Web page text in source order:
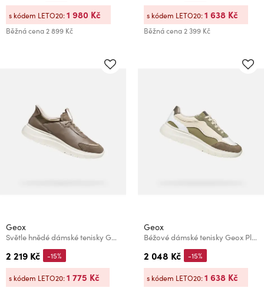
Běžná cena2 899 Kč
s kódem LETO20:1 980 Kč
Běžná cena2 399 Kč
s kódem LETO20:1 638 Kč
Geox
Světle hnědé dámské tenisky Geox Plummery Plus
2 219 Kč -15%
s kódem LETO20:1 775 Kč
Geox
Béžové dámské tenisky Geox Plummery
2 048 Kč -15%
s kódem LETO20:1 638 Kč